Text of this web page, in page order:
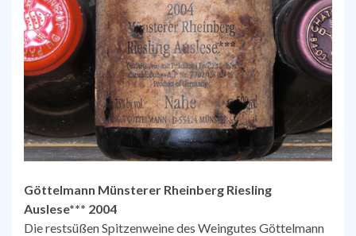
Göttelmann Münsterer Rheinberg Riesling
Auslese*** 2004
Die restsüßen Spitzenweine des Weingutes Göttelmann